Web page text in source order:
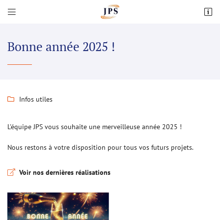
 
Za Les Plaines 48 Route De Salbris,
 Adresse email de réception
Rafraîchir le captcha
Bonne année 2025 !
 Infos utiles
L'équipe JPS vous souhaite une merveilleuse année 2025 !
Nous restons à votre disposition pour tous vos futurs projets.
Voir nos dernières réalisations